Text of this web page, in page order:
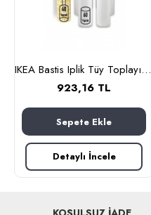
IKEA Bastis Iplik Tüy Toplayıcı Rulo Ve 12 Adet Yedek Paket Kartuş
923,16 TL
Sepete Ekle
Detaylı İncele